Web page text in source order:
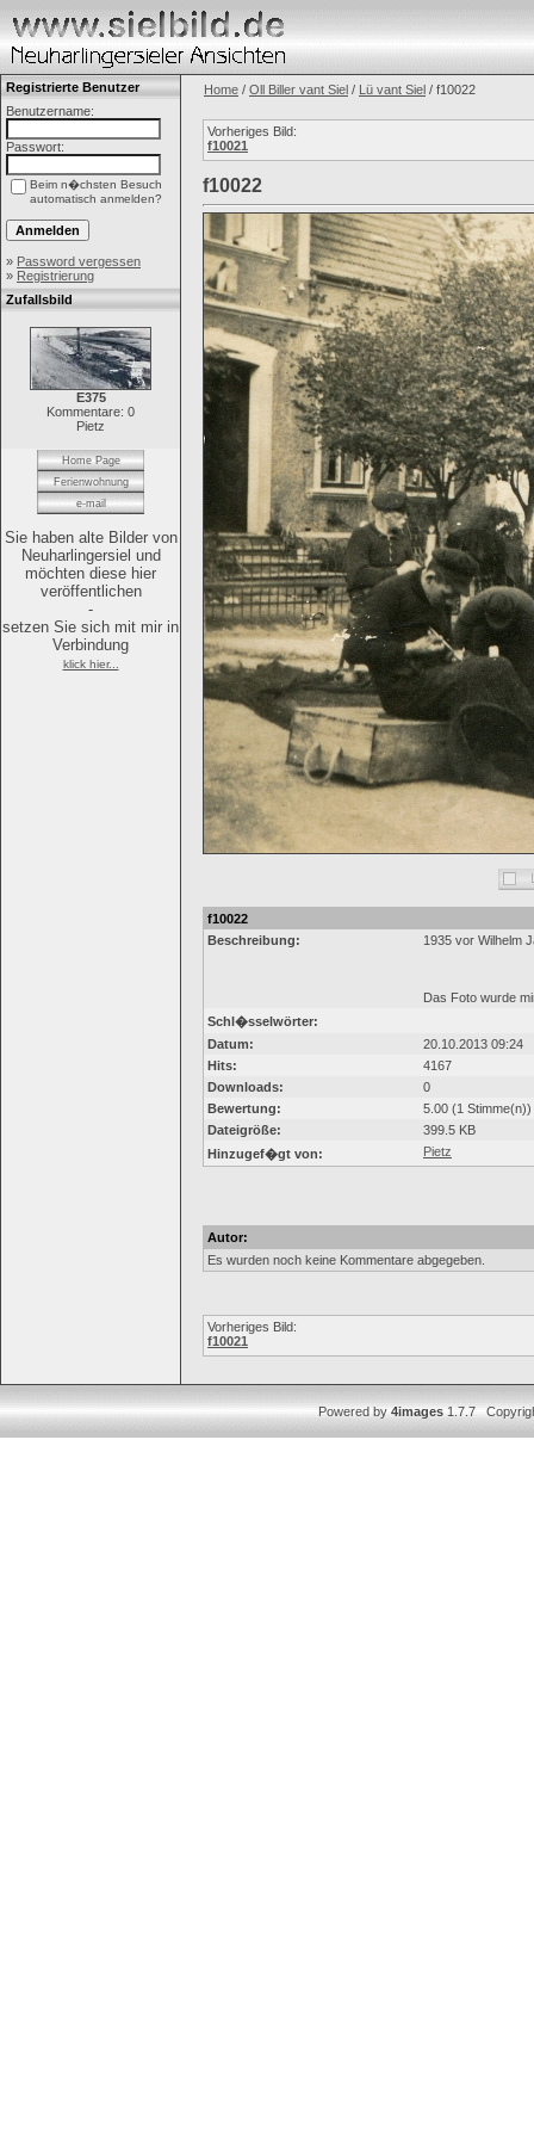
Registrierte Benutzer
Benutzername:
Passwort:
Beim n�chsten Besuch
automatisch anmelden?
» Password vergessen
» Registrierung
Zufallsbild
E375
Kommentare: 0
Pietz
Home Page
Ferienwohnung
e-mail
Sie haben alte Bilder von
Neuharlingersiel und
möchten diese hier
veröffentlichen
-
setzen Sie sich mit mir in
Verbindung
klick hier...
Home / Oll Biller vant Siel / Lü vant Siel / f10022
Vorheriges Bild:
f10021
f10022
f10022
Beschreibung:
1935 vor Wilhelm
Das Foto wurde
Schl�sselwörter:
Datum:
20.10.2013 09:24
Hits:
4167
Downloads:
0
Bewertung:
5.00 (1 Stimme(n))
Dateigröße:
399.5 KB
Hinzugef�gt von:
Pietz
Autor:
Es wurden noch keine Kommentare abgegeben.
Vorheriges Bild:
f10021
Powered by4images1.7.7